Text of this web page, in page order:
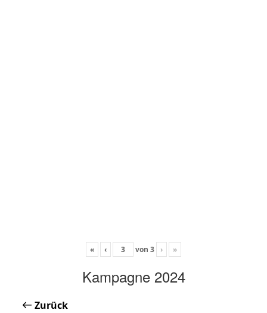
« ‹ von 3 › »
Kampagne 2024
Zurück